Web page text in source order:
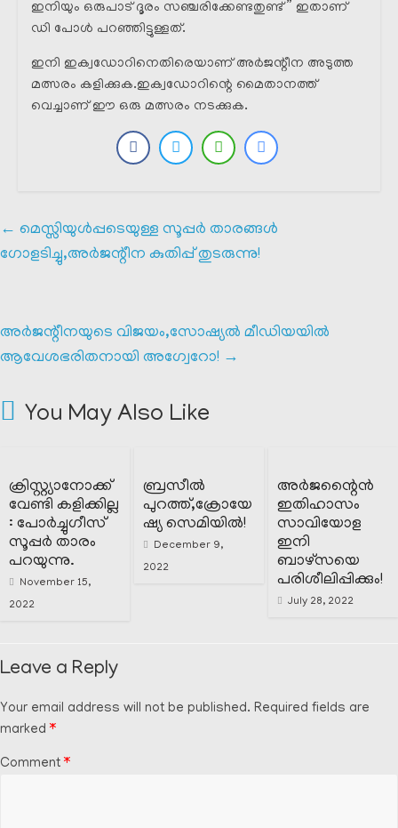
ഇനിയും ഒരുപാട് ദൂരം സഞ്ചരിക്കേണ്ടതുണ്ട് ” ഇതാണ്
ഡി പോൾ പറഞ്ഞിട്ടുള്ളത്.
ഇനി ഇക്വഡോറിനെതിരെയാണ് അർജന്റീന അടുത്ത
മത്സരം കളിക്കുക.ഇക്വഡോറിന്റെ മൈതാനത്ത്
വെച്ചാണ് ഈ ഒരു മത്സരം നടക്കുക.
← മെസ്സിയുൾപ്പടെയുള്ള സൂപ്പർ താരങ്ങൾ
ഗോളടിച്ചു,അർജന്റീന കുതിപ്പ് തുടരുന്നു!
അർജന്റീനയുടെ വിജയം,സോഷ്യൽ മീഡിയയിൽ
ആവേശഭരിതനായി അഗ്വേറോ! →
You May Also Like
ക്രിസ്റ്റ്യാനോക്ക്
വേണ്ടി കളിക്കില്ല
: പോർച്ചുഗീസ്
സൂപ്പർ താരം
പറയുന്നു.
November 15,
2022
ബ്രസീൽ
പുറത്ത്,ക്രോയേ
ഷ്യ സെമിയിൽ!
December 9,
2022
അർജന്റൈൻ
ഇതിഹാസം
സാവിയോള
ഇനി
ബാഴ്സയെ
പരിശീലിപ്പിക്കും!
July 28, 2022
Leave a Reply
Your email address will not be published. Required fields are
marked *
Comment *